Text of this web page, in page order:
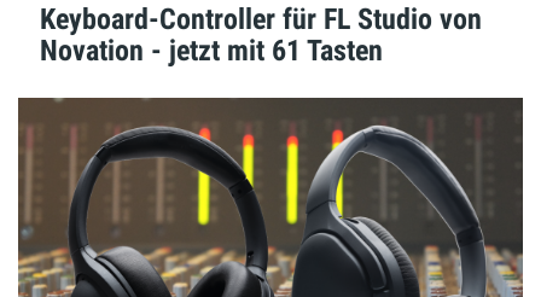
Keyboard-Controller für FL Studio von
Novation - jetzt mit 61 Tasten